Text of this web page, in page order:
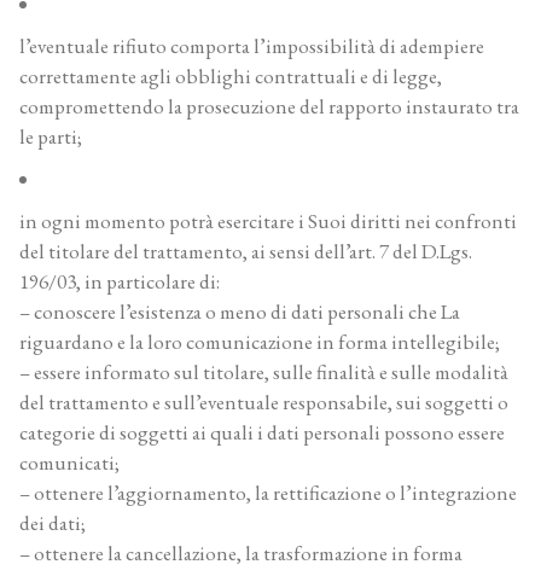
l’eventuale rifiuto comporta l’impossibilità di adempiere
correttamente agli obblighi contrattuali e di legge,
compromettendo la prosecuzione del rapporto instaurato tra
le parti;
in ogni momento potrà esercitare i Suoi diritti nei confronti
del titolare del trattamento, ai sensi dell’art. 7 del D.Lgs.
196/03, in particolare di:
– conoscere l’esistenza o meno di dati personali che La
riguardano e la loro comunicazione in forma intellegibile;
– essere informato sul titolare, sulle finalità e sulle modalità
del trattamento e sull’eventuale responsabile, sui soggetti o
categorie di soggetti ai quali i dati personali possono essere
comunicati;
– ottenere l’aggiornamento, la rettificazione o l’integrazione
dei dati;
– ottenere la cancellazione, la trasformazione in forma